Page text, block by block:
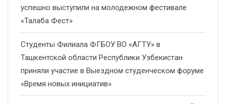
успешно выступили на молодежном фестивале
«Талаба Фест»
Студенты Филиала ФГБОУ ВО «АГТУ» в
Ташкентской области Республики Узбекистан
приняли участие в Выездном студенческом форуме
«Время новых инициатив»